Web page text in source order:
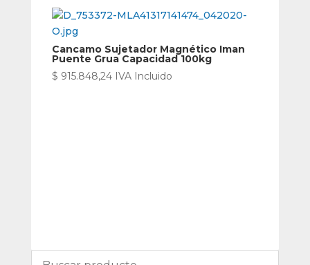
Cancamo Sujetador Magnético Iman
Puente Grua Capacidad 100kg
$ 915.848,24 IVA Incluido